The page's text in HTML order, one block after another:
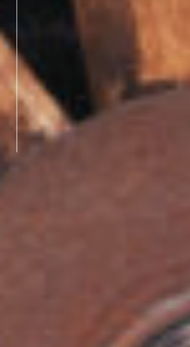
NYT MUSEUM
KONTAKT
ENGLISH